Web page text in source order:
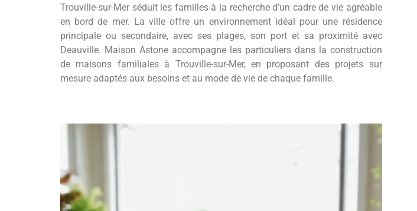
Trouville-sur-Mer séduit les familles à la recherche d’un cadre de vie agréable
en bord de mer. La ville offre un environnement idéal pour une résidence
principale ou secondaire, avec ses plages, son port et sa proximité avec
Deauville. Maison Astone accompagne les particuliers dans la construction
de maisons familiales à Trouville-sur-Mer, en proposant des projets sur
mesure adaptés aux besoins et au mode de vie de chaque famille.